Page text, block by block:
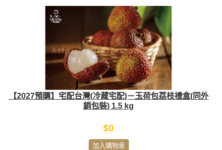
【2027預購】宅配台灣(冷藏宅配)－玉荷包荔枝禮盒(同外
銷包裝) 1.5 kg
$0
加入購物車